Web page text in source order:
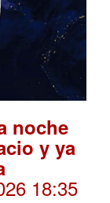
noche
y ya
18:35